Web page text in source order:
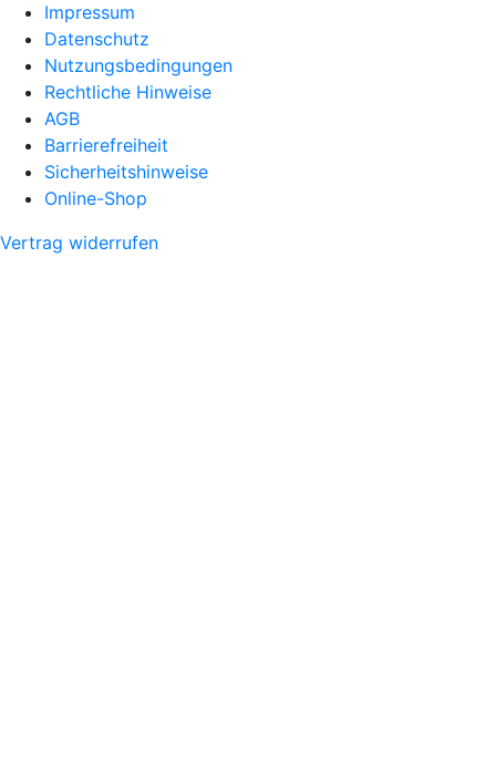
Impressum
Datenschutz
Nutzungsbedingungen
Rechtliche Hinweise
AGB
Barrierefreiheit
Sicherheitshinweise
Online-Shop
Vertrag widerrufen